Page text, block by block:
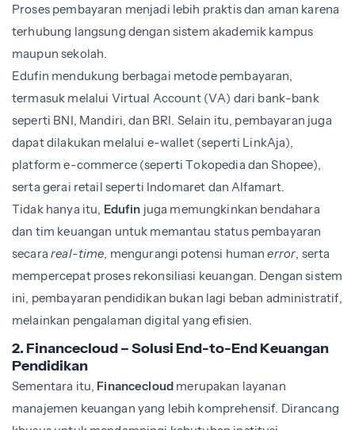
Proses pembayaran menjadi lebih praktis dan aman karena
terhubung langsung dengan sistem akademik kampus
maupun sekolah.
Edufin mendukung berbagai metode pembayaran,
termasuk melalui Virtual Account (VA) dari bank-bank
seperti BNI, Mandiri, dan BRI. Selain itu, pembayaran juga
dapat dilakukan melalui e-wallet (seperti LinkAja),
platform e-commerce (seperti Tokopedia dan Shopee),
serta gerai retail seperti Indomaret dan Alfamart.
Tidak hanya itu, Edufin juga memungkinkan bendahara
dan tim keuangan untuk memantau status pembayaran
secarareal-time , mengurangi potensi humanerror , serta
mempercepat proses rekonsiliasi keuangan. Dengan sistem
ini, pembayaran pendidikan bukan lagi beban administratif,
melainkan pengalaman digital yang efisien.
2. Financecloud – Solusi End-to-End Keuangan
Pendidikan
Sementara itu, Financecloud merupakan layanan
manajemen keuangan yang lebih komprehensif. Dirancang